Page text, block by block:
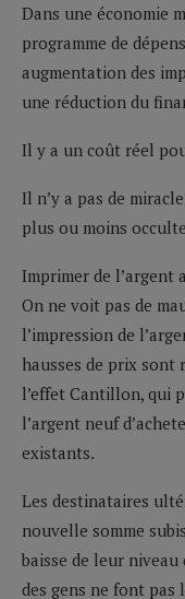
Dans une économie
programme de
augmentation des
une réduction du
Il y a un coût réel
Il n’y a pas de
plus ou moins
Imprimer de l’argent
On ne voit pas de
l’impression de
hausses de prix sont
l’effet Cantillon, qui
l’argent neuf
existants.
Les destinataires
nouvelle somme
baisse de leur
des gens ne font